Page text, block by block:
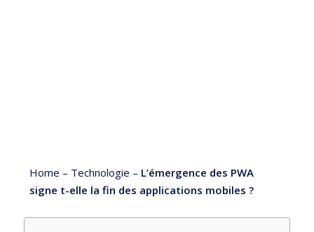
Home – Technologie – L’émergence des PWA
signe t-elle la fin des applications mobiles ?